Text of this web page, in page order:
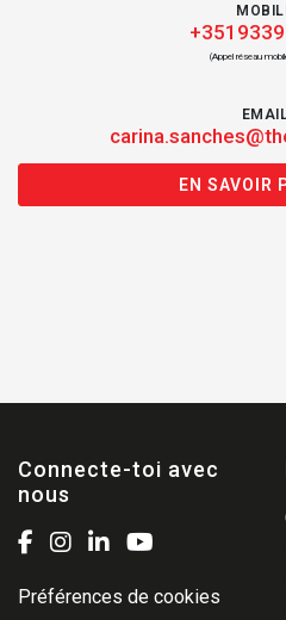
(Appel réseau
EN SAVOIR
Connecte-toi avec
nous
Préférences de cookies